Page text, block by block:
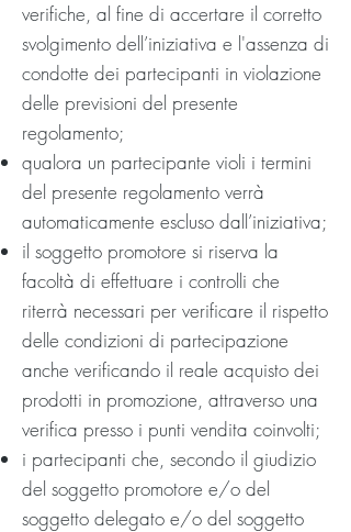
verifiche, al fine di accertare il corretto
svolgimento dell’iniziativa e l'assenza di
condotte dei partecipanti in violazione
delle previsioni del presente
regolamento;
qualora un partecipante violi i termini
del presente regolamento verrà
automaticamente escluso dall’iniziativa;
il soggetto promotore si riserva la
facoltà di effettuare i controlli che
riterrà necessari per verificare il rispetto
delle condizioni di partecipazione
anche verificando il reale acquisto dei
prodotti in promozione, attraverso una
verifica presso i punti vendita coinvolti;
i partecipanti che, secondo il giudizio
del soggetto promotore e/o del
soggetto delegato e/o del soggetto